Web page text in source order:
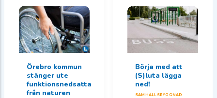
Örebro kommun
stänger ute
funktionsnedsatta
från naturen
Börja med att
(S)luta lägga
ned!
SAMHÄLLSBYGGNAD